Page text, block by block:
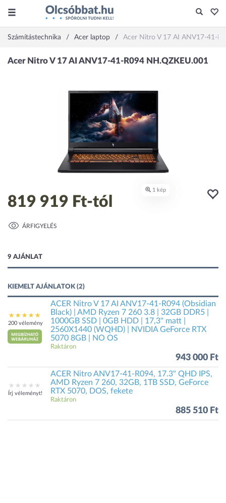
Számítástechnika Acer laptop Acer Nitro V 17 AI ANV17-41-
819 919 Ft-tól
ÁRFIGYELÉS
9 AJÁNLAT
KIEMELT AJÁNLATOK (2)
200 vélemény
ACER Nitro V 17 AI ANV17-41-R094 (Obsidian
Black) | AMD Ryzen 7 260 3.8 | 32GB DDR5 |
1000GB SSD | 0GB HDD | 17,3" matt |
2560X1440 (WQHD) | NVIDIA GeForce RTX
5070 8GB | NO OS
Raktáron
943 000 Ft
Írj véleményt!
ACER Nitro ANV17-41-R094, 17.3" QHD IPS,
AMD Ryzen 7 260, 32GB, 1TB SSD, GeForce
RTX 5070, DOS, fekete
Raktáron
885 510 Ft